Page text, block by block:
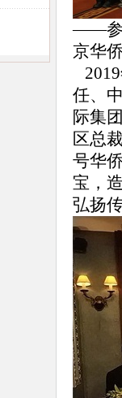
——参
京华
任、
际集
区总
号华
宝，
弘扬